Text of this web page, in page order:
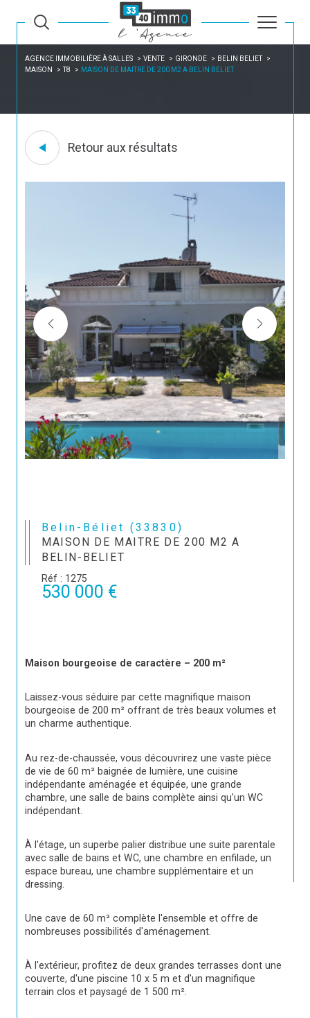
AGENCE IMMOBILIÈRE À SALLES VENTE GIRONDE
BELIN BELIET
MAISON
T8 MAISON DE MAITRE DE 200 M2 A BELIN BELIET
Retour aux résultats
Belin-Béliet (33830)
MAISON DE MAITRE DE 200 M2 A
BELIN-BELIET
Réf : 1275
530 000 €
Maison bourgeoise de caractère – 200 m²
Laissez-vous séduire par cette magnifique maison
bourgeoise de 200 m² offrant de très beaux volumes et
un charme authentique.
Au rez-de-chaussée, vous découvrirez une vaste pièce
de vie de 60 m² baignée de lumière, une cuisine
indépendante aménagée et équipée, une grande
chambre, une salle de bains complète ainsi qu'un WC
indépendant.
À l'étage, un superbe palier distribue une suite parentale
avec salle de bains et WC, une chambre en enfilade, un
espace bureau, une chambre supplémentaire et un
dressing.
Une cave de 60 m² complète l'ensemble et offre de
nombreuses possibilités d'aménagement.
À l'extérieur, profitez de deux grandes terrasses dont une
couverte, d'une piscine 10 x 5 m et d'un magnifique
terrain clos et paysagé de 1 500 m².